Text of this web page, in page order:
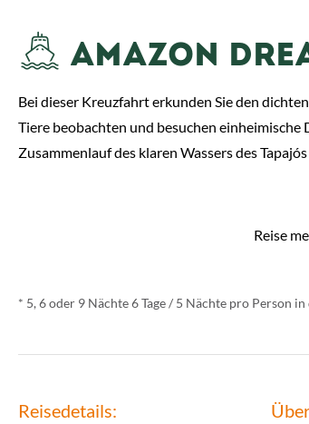
AMAZON
Bei dieser Kreuzfahrt erkunden Sie den
Tiere beobachten und besuchen einheimische
Zusammenlauf des klaren Wassers des
Reise
* 5, 6 oder 9 Nächte 6 Tage / 5 Nächte pro Person
Reisedetails: